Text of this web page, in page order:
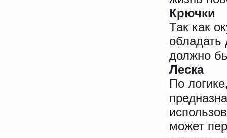
Крючки
Так как
обладать
должно
Леска
По
может